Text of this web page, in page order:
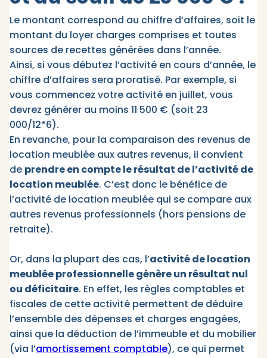
Le montant correspond au chiffre d’affaires, soit le
montant du loyer charges comprises et toutes
sources de recettes générées dans l’année.
Ainsi, si vous débutez l’activité en cours d’année, le
chiffre d’affaires sera proratisé. Par exemple, si
vous commencez votre activité en juillet, vous
devrez générer au moins 11 500 € (soit 23
000/12*6).
En revanche, pour la comparaison des revenus de
location meublée aux autres revenus, il convient
de prendre en compte le résultat de l’activité de
location meublée. C’est donc le bénéfice de
l’activité de location meublée qui se compare aux
autres revenus professionnels (hors pensions de
retraite).
Or, dans la plupart des cas, l’activité de location
meublée professionnelle génère un résultat nul
ou déficitaire. En effet, les règles comptables et
fiscales de cette activité permettent de déduire
l’ensemble des dépenses et charges engagées,
ainsi que la déduction de l’immeuble et du mobilier
(via l’amortissement comptable), ce qui permet